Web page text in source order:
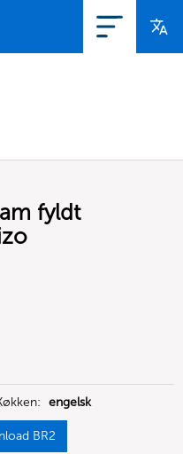
fyldt
engelsk
BR2